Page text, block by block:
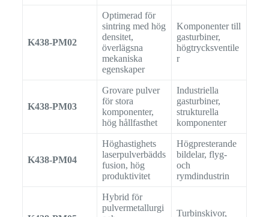
K438-PM02
Optimerad för
sintring med hög
densitet,
överlägsna
mekaniska
egenskaper
Komponenter till
gasturbiner,
högtrycksventile
r
K438-PM03
Grovare pulver
för stora
komponenter,
hög hållfasthet
Industriella
gasturbiner,
strukturella
komponenter
K438-PM04
Höghastighets
laserpulverbädds
fusion, hög
produktivitet
Högpresterande
bildelar, flyg-
och
rymdindustrin
Hybrid för
pulvermetallurgi
Turbinskivor,